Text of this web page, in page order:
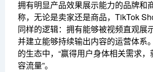
拥有明显产品效果展示能力的品牌和
称，无论是卖家还是商品，TikTok
同样的逻辑：拥有能够被视频直观展
并建立能够持续输出内容的运营体系
的生态中，“赢得用户身体相关需求
容流量”。